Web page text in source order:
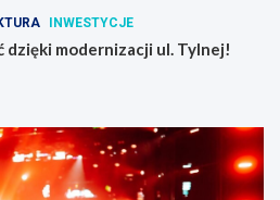
INWESTYCJE
dzięki modernizacji ul. Tylnej!